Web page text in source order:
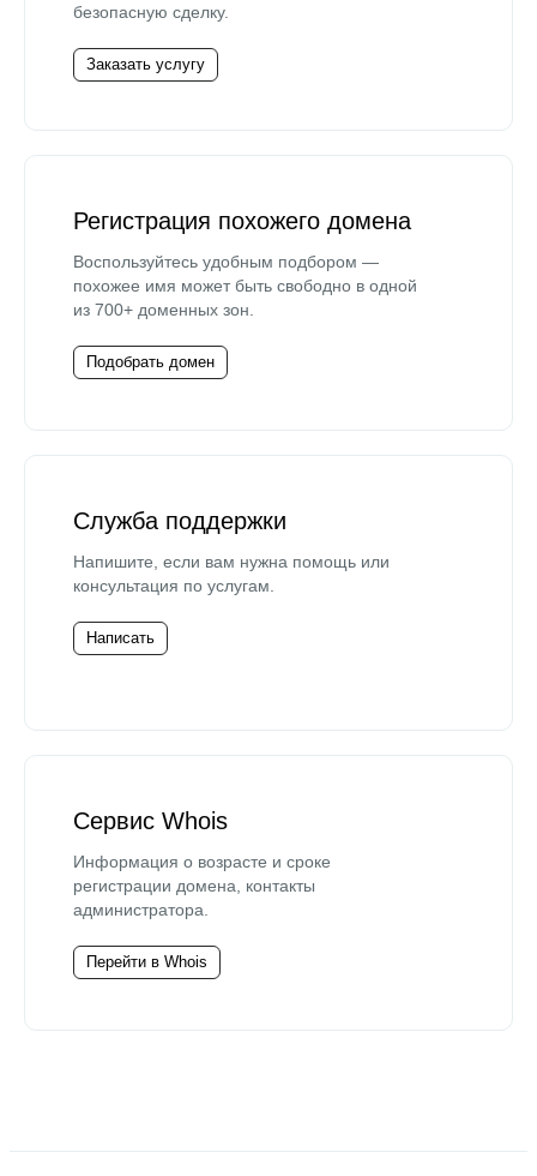
безопасную сделку.
Заказать услугу
Регистрация похожего домена
Воспользуйтесь удобным подбором —
похожее имя может быть свободно в одной
из 700+ доменных зон.
Подобрать домен
Служба поддержки
Напишите, если вам нужна помощь или
консультация по услугам.
Написать
Сервис Whois
Информация о возрасте и сроке
регистрации домена, контакты
администратора.
Перейти в Whois